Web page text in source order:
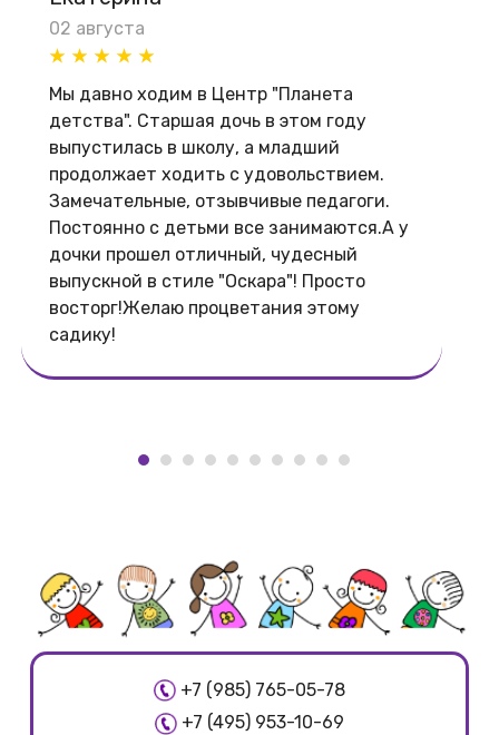
02 августа
Мы давно ходим в Центр "Планета
детства". Старшая дочь в этом году
выпустилась в школу, а младший
продолжает ходить с удовольствием.
Замечательные, отзывчивые педагоги.
Постоянно с детьми все занимаются.А у
дочки прошел отличный, чудесный
выпускной в стиле "Оскара"! Просто
восторг!Желаю процветания этому
садику!
+7 (985) 765-05-78
+7 (495) 953-10-69